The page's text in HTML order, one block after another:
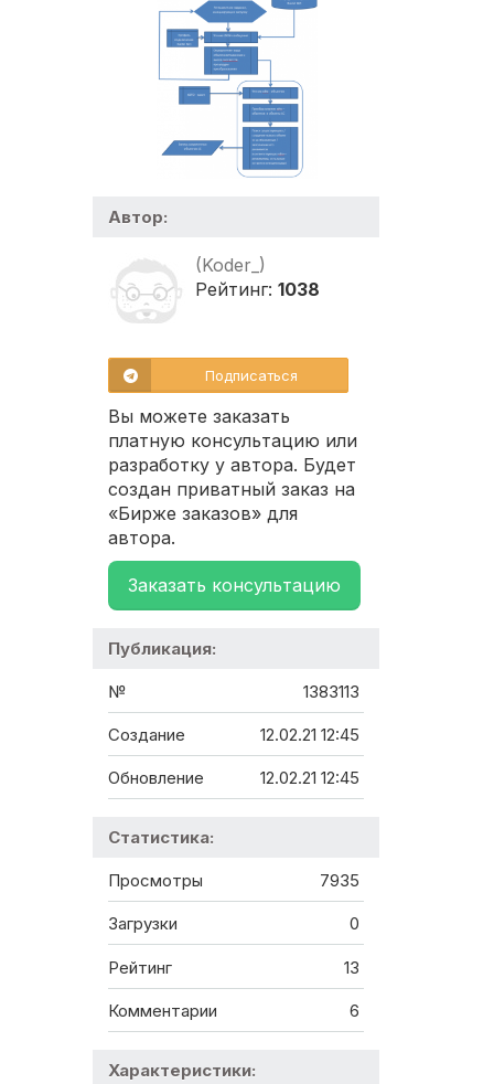
Автор:
(Koder_)
Рейтинг: 1038
Подписаться
Вы можете заказать
платную консультацию или
разработку у автора. Будет
создан приватный заказ на
«Бирже заказов» для
автора.
Заказать консультацию
Публикация:
№ 1383113
Создание 12.02.21 12:45
Обновление 12.02.21 12:45
Статистика:
Просмотры 7935
Загрузки 0
Рейтинг 13
Комментарии 6
Характеристики: